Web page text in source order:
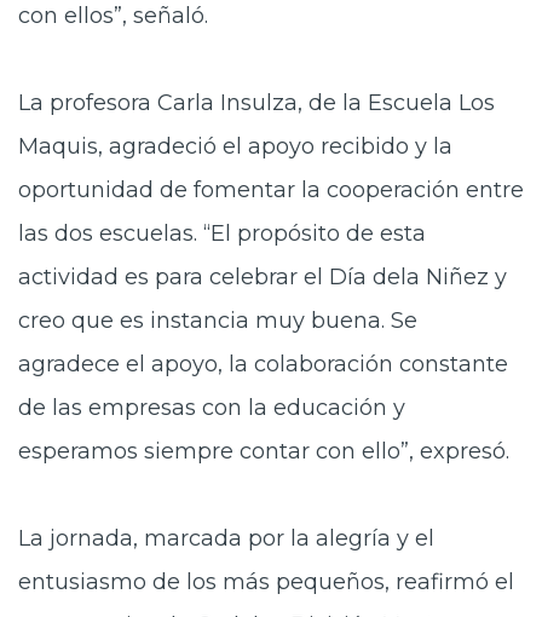
con ellos”, señaló.
La profesora Carla Insulza, de la Escuela Los
Maquis, agradeció el apoyo recibido y la
oportunidad de fomentar la cooperación entre
las dos escuelas. “El propósito de esta
actividad es para celebrar el Día de la Niñez y
creo que es instancia muy buena. Se
agradece el apoyo, la colaboración constante
de las empresas con la educación y
esperamos siempre contar con ello”, expresó.
La jornada, marcada por la alegría y el
entusiasmo de los más pequeños, reafirmó el